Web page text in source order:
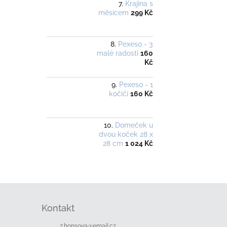
Krajina s
měsícem 299 Kč
Pexeso - 3
malé radosti 160
Kč
Pexeso - 1
kočičí 160 Kč
Domeček u
dvou koček 28 x
28 cm 1 024 Kč
Kontakt